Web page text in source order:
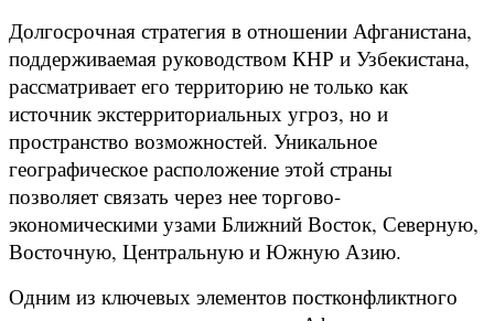
Долгосрочная стратегия в отношении Афганистана,
поддерживаемая руководством КНР и Узбекистана,
рассматривает его территорию не только как
источник экстерриториальных угроз, но и
пространство возможностей. Уникальное
географическое расположение этой страны
позволяет связать через нее торгово-
экономическими узами Ближний Восток, Северную,
Восточную, Центральную и Южную Азию.
Одним из ключевых элементов постконфликтного